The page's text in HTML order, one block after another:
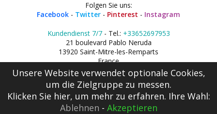
Folgen Sie uns:
Facebook - Twitter - Pinterest - Instagram
Kundendienst 7/7- Tel.: +33652697953
21 boulevard Pablo Neruda
13920 Saint-Mitre-les-Remparts
France
Unsere Website verwendet optionale Cookies,
um die Zielgruppe zu messen.
Klicken Sie hier, um mehr zu erfahren. Ihre Wahl:
Ablehnen - Akzeptieren